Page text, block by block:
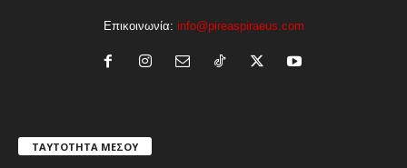
Επικοινωνία: info@pireaspiraeus.com
ΤΑΥΤΟΤΗΤΑ ΜΕΣΟΥ